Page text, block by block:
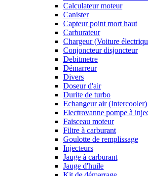
Calculateur moteur
Canister
Capteur point mort haut
Carburateur
Chargeur (Voiture
Conjoncteur disjoncteur
Debitmetre
Démarreur
Divers
Doseur d'air
Durite de turbo
Echangeur air (Intercooler)
Electrovanne pompe à
Faisceau moteur
Filtre à carburant
Goulotte de remplissage
Injecteurs
Jauge à carburant
Jauge d'huile